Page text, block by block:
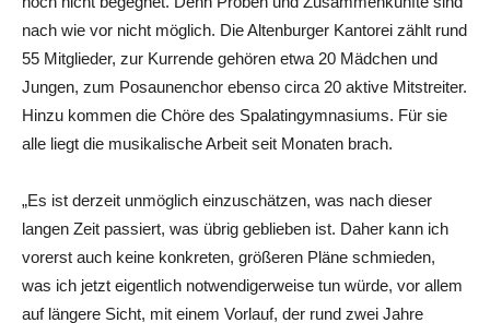
nach wie vor nicht möglich. Die Altenburger Kantorei zählt rund
55 Mitglieder, zur Kurrende gehören etwa 20 Mädchen und
Jungen, zum Posaunenchor ebenso circa 20 aktive Mitstreiter.
Hinzu kommen die Chöre des Spalatingymnasiums. Für sie
alle liegt die musikalische Arbeit seit Monaten brach.
„Es ist derzeit unmöglich einzuschätzen, was nach dieser
langen Zeit passiert, was übrig geblieben ist. Daher kann ich
vorerst auch keine konkreten, größeren Pläne schmieden,
was ich jetzt eigentlich notwendigerweise tun würde, vor allem
auf längere Sicht, mit einem Vorlauf, der rund zwei Jahre